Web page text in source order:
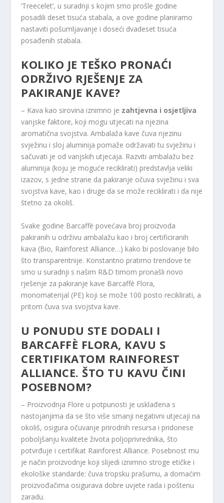
‘Treecelet’, u suradnji s kojim smo prošle godine
posadili deset tisuća stabala, a ove godine planiramo
nastaviti pošumljavanje i doseći dvadeset tisuća
posađenih stabala.
KOLIKO JE TEŠKO PRONAĆI
ODRŽIVO RJEŠENJE ZA
PAKIRANJE KAVE?
– Kava kao sirovina iznimno je zahtjevna i osjetljiva
vanjske faktore, koji mogu utjecati na njezina
aromatična svojstva. Ambalaža kave čuva njezinu
svježinu i sloj aluminija pomaže održavati tu svježinu i
sačuvati je od vanjskih utjecaja. Razviti ambalažu bez
aluminija (koju je moguće reciklirati) predstavlja veliki
izazov, s jedne strane da pakiranje očuva svježinu i sva
svojstva kave, kao i druge da se može reciklirati i da nije
štetno za okoliš.
Svake godine Barcaffè povećava broj proizvoda
pakiranih u održivu ambalažu kao i broj certificiranih
kava (Bio, Rainforest Alliance…) kako bi poslovanje bilo
što transparentnije. Konstantno pratimo trendove te
smo u suradnji s našim R&D timom pronašli novo
rješenje za pakiranje kave Barcaffè Flora,
monomaterijal (PE) koji se može 100 posto reciklirati, a
pritom čuva sva svojstva kave.
U PONUDU STE DODALI I
BARCAFFÈ FLORA, KAVU S
CERTIFIKATOM RAINFOREST
ALLIANCE. ŠTO TU KAVU ČINI
POSEBNOM?
– Proizvodnja Flore u potpunosti je usklađena s
nastojanjima da se što više smanji negativni utjecaji na
okoliš, osigura očuvanje prirodnih resursa i pridonese
poboljšanju kvalitete života poljoprivrednika, što
potvrđuje i certifikat Rainforest Alliance. Posebnost mu
je način proizvodnje koji slijedi iznimno stroge etičke i
ekološke standarde: čuva tropsku prašumu, a domaćim
proizvođačima osigurava dobre uvjete rada i poštenu
zaradu.